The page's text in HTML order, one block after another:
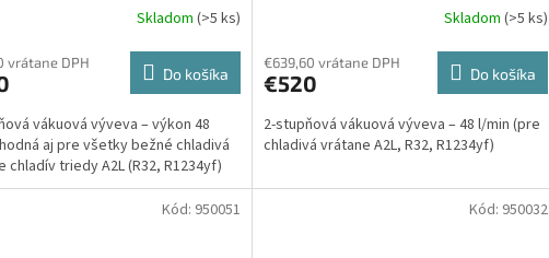
Skladom (>5 ks)
vrátane DPH
Do košíka
vákuová výveva – výkon 48
aj pre všetky bežné chladivá
chladív triedy A2L (R32, R1234yf)
Skladom (>5 ks)
€639,60 vrátane DPH
€520 Do košíka
2-stupňová vákuová výveva – 48 l/min (pre
chladivá vrátane A2L, R32, R1234yf)
Kód: 950051 Kód: 950032